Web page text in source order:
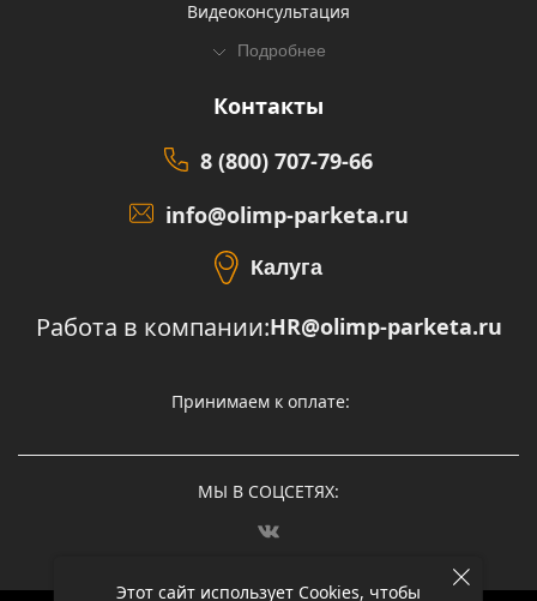
Этот сайт использует Cookies, чтобы
Видеоконсультация
Подробнее
Контакты
8 (800) 707-79-66
info@olimp-parketa.ru
Калуга
Работа в компании:HR@olimp-parketa.ru
Принимаем к оплате:
МЫ В СОЦСЕТЯХ: